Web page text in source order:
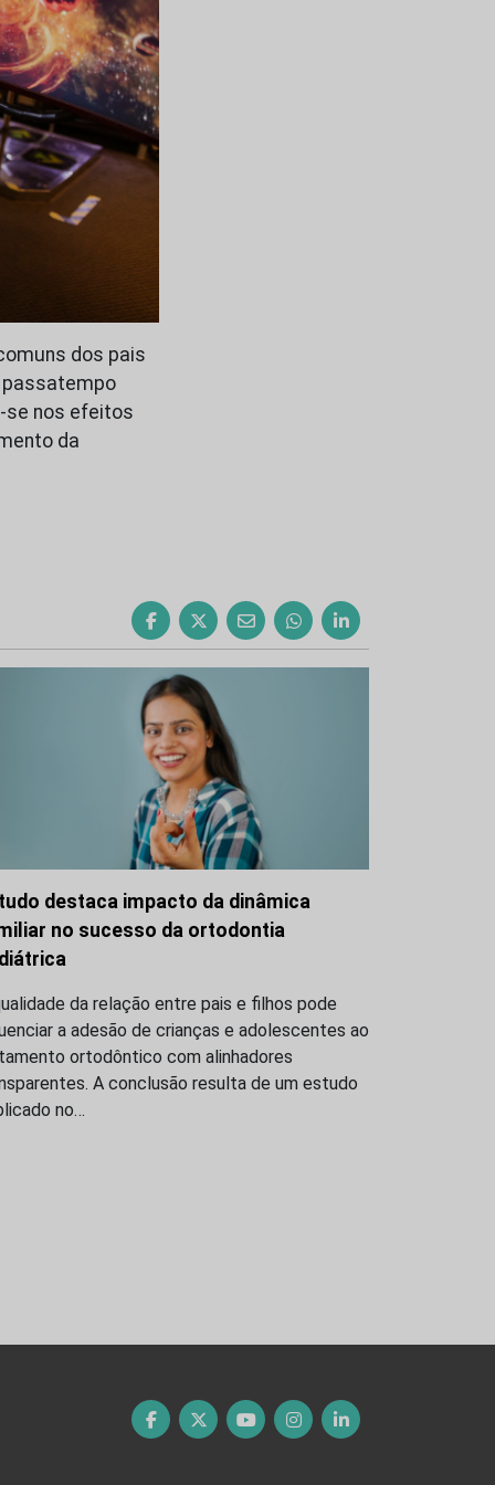
dos pais
passatempo
se nos efeitos
da
destaca impacto da dinâmica
no sucesso da ortodontia
da relação entre pais e filhos pode
a adesão de crianças e adolescentes ao
ortodôntico com alinhadores
A conclusão resulta de um estudo
no…